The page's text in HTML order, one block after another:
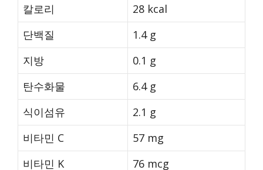
칼로리
28 kcal
단백질
1.4 g
지방
0.1 g
탄수화물
6.4 g
식이섬유
2.1 g
비타민 C
57 mg
비타민 K
76 mcg